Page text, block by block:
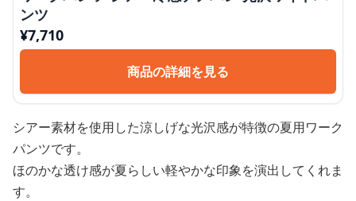
ンツ
¥7,710
商品の詳細を見る
シアー素材を使用した涼しげな光沢感が特徴の夏用ワーク
パンツです。
ほのかな透け感が夏らしい軽やかな印象を演出してくれま
す。